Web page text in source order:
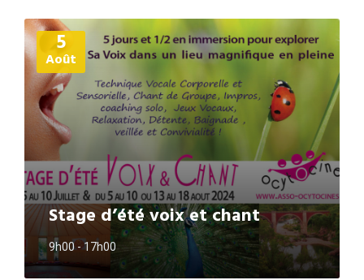
5
Août
Stage d’été voix et chant
9h00 - 17h00
Plus
d'informations